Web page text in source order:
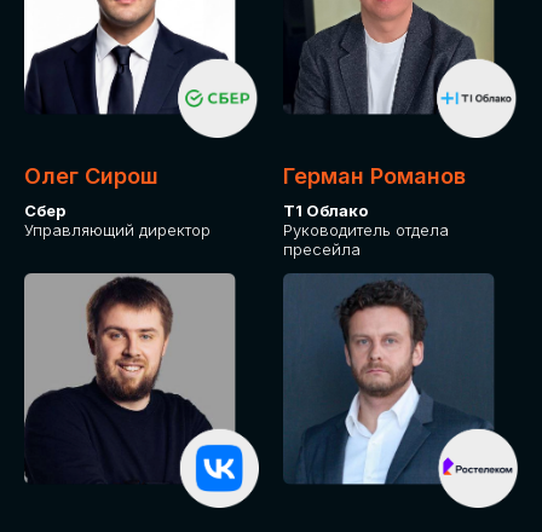
СКАЧАТЬ ПРОГРАММУ
Оставьте заявку, программу направим на почту
Олег Сирош
Сбер
Управляющий директор
Герман Романов
Т1 Облако
Руководитель отдела
пресейла